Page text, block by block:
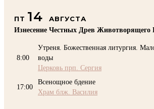
ПТ 14
АВГУСТА
Изнесение Честных Древ Животворящего
8:00
Утреня. Божественная литургия.
воды
Церковь прп. Сергия
17:00
Всенощное бдение
Храм блж. Василия